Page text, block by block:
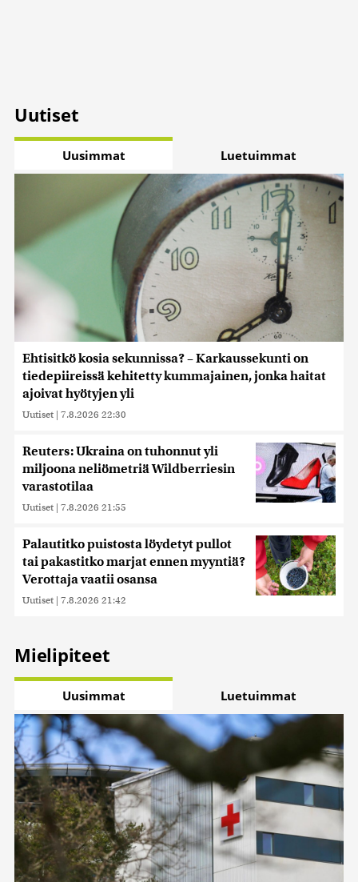
Uutiset
Uusimmat Luetuimmat
Ehtisitkö kosia sekunnissa? – Karkaussekunti on
tiedepiireissä kehitetty kummajainen, jonka haitat
ajoivat hyötyjen yli
Uutiset | 7.8.2026 22:30
Reuters: Ukraina on tuhonnut yli
miljoona neliömetriä Wildberriesin
varastotilaa
Uutiset | 7.8.2026 21:55
Palautitko puistosta löydetyt pullot
tai pakastitko marjat ennen myyntiä?
Verottaja vaatii osansa
Uutiset | 7.8.2026 21:42
Mielipiteet
Uusimmat Luetuimmat